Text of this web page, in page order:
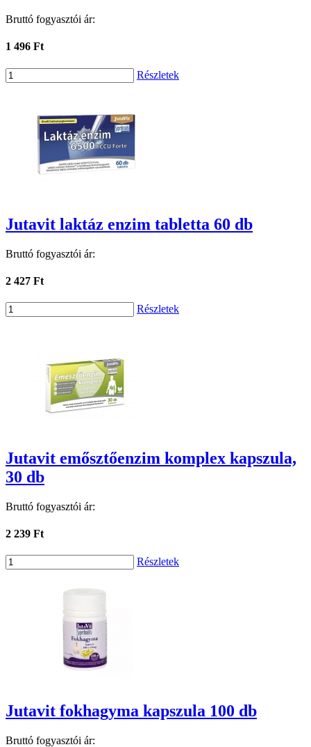
Bruttó fogyasztói ár:
1 496 Ft
Részletek
Jutavit laktáz enzim tabletta 60 db
Bruttó fogyasztói ár:
2 427 Ft
Részletek
Jutavit emősztőenzim komplex kapszula,
30 db
Bruttó fogyasztói ár:
2 239 Ft
Részletek
Jutavit fokhagyma kapszula 100 db
Bruttó fogyasztói ár: